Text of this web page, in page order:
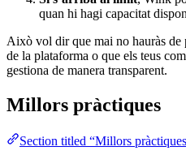
quan hi hagi capacitat
Això vol dir que mai no hauràs de
de la plataforma o que els teus
gestiona de manera transparent.
Millors pràctiques
Section titled “Millors